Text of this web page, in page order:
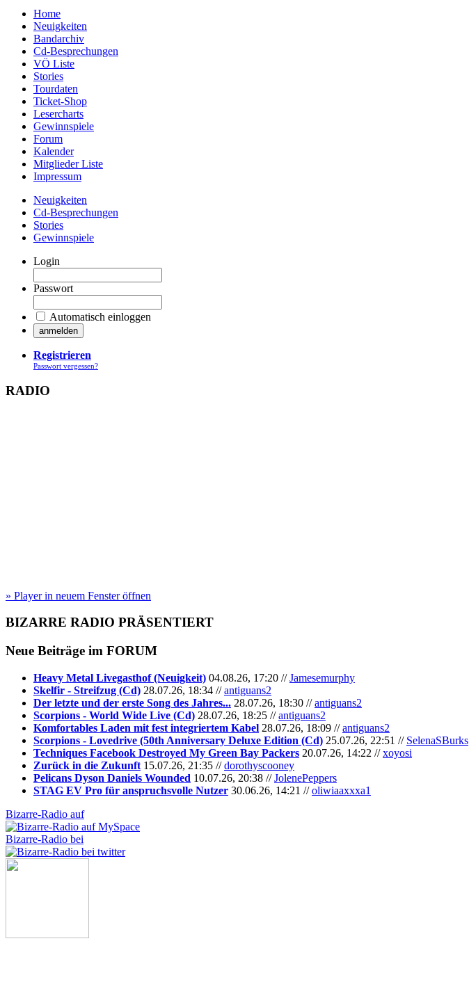
Home
Neuigkeiten
Bandarchiv
Cd-Besprechungen
VÖ Liste
Stories
Tourdaten
Ticket-Shop
Lesercharts
Gewinnspiele
Forum
Kalender
Mitglieder Liste
Impressum
Neuigkeiten
Cd-Besprechungen
Stories
Gewinnspiele
Login
Passwort
Automatisch einloggen
Registrieren
Passwort vergessen?
RADIO
» Player in neuem Fenster öffnen
BIZARRE RADIO PRÄSENTIERT
Neue Beiträge im FORUM
Heavy Metal Livegasthof (Neuigkeit) 04.08.26, 17:20 //Jamesemurphy
Skelfir - Streifzug (Cd) 28.07.26, 18:34 //antiguans2
Der letzte und der erste Song des Jahres... 28.07.26, 18:30 //antiguans2
Scorpions - World Wide Live (Cd) 28.07.26, 18:25 //antiguans2
Komfortables Laden mit fest integriertem Kabel 28.07.26, 18:09 //antiguans2
Scorpions - Lovedrive (50th Anniversary Deluxe Edition (Cd) 25.07.26, 22:51 // SelenaSBurks
Techniques Facebook Destroyed My Green Bay Packers 20.07.26, 14:22 //xoyosi
Zurück in die Zukunft 15.07.26, 21:35 //dorothyscooney
Pelicans Dyson Daniels Wounded 10.07.26, 20:38 //JolenePeppers
STAG EV Pro für anspruchsvolle Nutzer 30.06.26, 14:21 //oliwiaaxxxa1
Bizarre-Radio auf
Bizarre-Radio bei